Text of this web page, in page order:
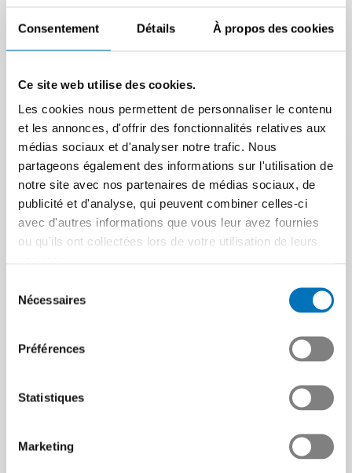
Consentement Détails À propos des cookies
Ce site web utilise des cookies.
Les cookies nous permettent de personnaliser le contenu
et les annonces, d'offrir des fonctionnalités relatives aux
médias sociaux et d'analyser notre trafic. Nous
partageons également des informations sur l'utilisation de
notre site avec nos partenaires de médias sociaux, de
publicité et d'analyse, qui peuvent combiner celles-ci
avec d'autres informations que vous leur avez fournies
ou qu'ils ont collectées lors de votre utilisation de leurs
Nécessaires
Préférences
Statistiques
Marketing
Polytype SA a misé très tôt
sur les technologies
solutions…
Article | 16.02.2026
mondial (WEF) de Davos de
La force d’innovation de
industries high-tech revêt
une importance capitale pour
l’innovation 2026 : le
effet de levier à quelle phase